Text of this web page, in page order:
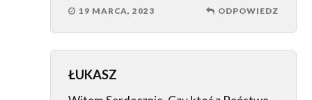
19 MARCA, 2023 ODPOWIEDZ
ŁUKASZ